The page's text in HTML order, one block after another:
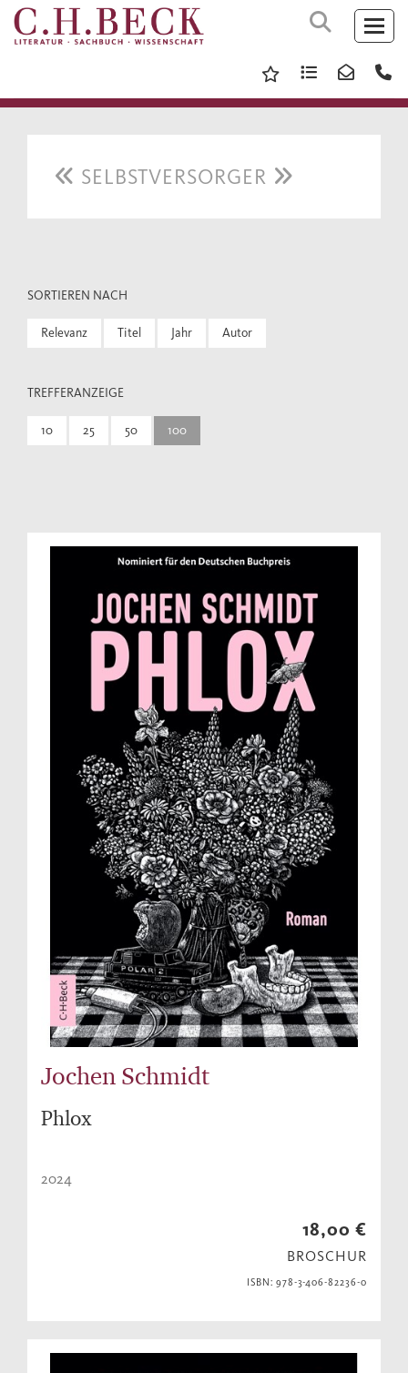
SELBSTVERSORGER
SORTIEREN NACH
Relevanz Titel Jahr Autor
TREFFERANZEIGE
10 25 50 100
Jochen Schmidt
Phlox
2024
18,00 €
BROSCHUR
ISBN: 978-3-406-82236-0